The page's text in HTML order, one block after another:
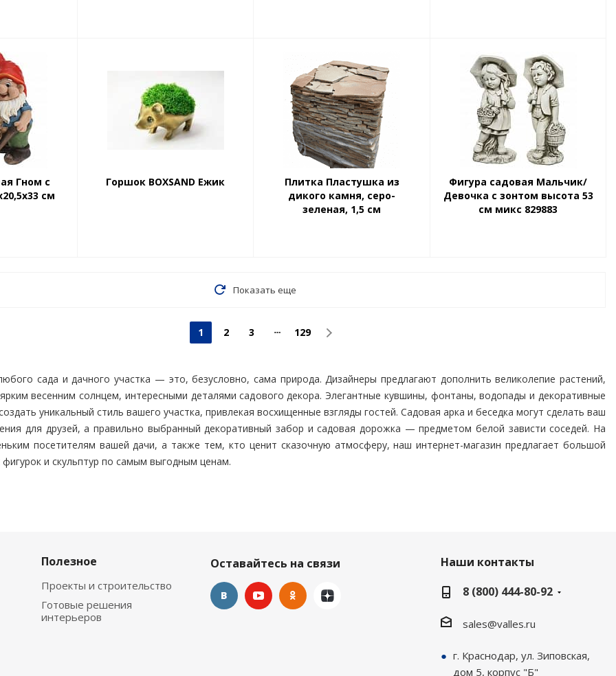
Гном с
см
Горшок BOXSAND Ежик
Плитка Пластушка из
дикого камня, серо-
зеленая, 1,5 см
Фигура садовая Мальчик/
Девочка с зонтом высота 53
см микс 829883
Показать еще
1 2 3 129
сада и дачного участка — это, безусловно, сама природа. Дизайнеры предлагают дополнить великолепие растений,
весенним солнцем, интересными деталями садового декора. Элегантные кувшины, фонтаны, водопады и декоративные
уникальный стиль вашего участка, привлекая восхищенные взгляды гостей. Садовая арка и беседка могут сделать ваш
для друзей, а правильно выбранный декоративный забор и садовая дорожка — предметом белой зависти соседей. На
посетителям вашей дачи, а также тем, кто ценит сказочную атмосферу, наш интернет-магазин предлагает большой
и скульптур по самым выгодным ценам.
Полезное
Проекты и строительство
Готовые решения
интерьеров
Оставайтесь на связи
Наши контакты
8 (800) 444-80-92
sales@valles.ru
г. Краснодар, ул. Зиповская,
дом 5, корпус "Б"